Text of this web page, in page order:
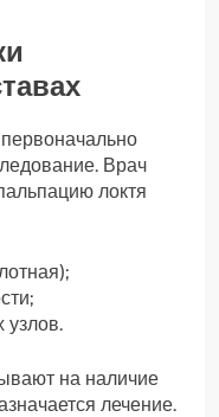
Врач
локтя
узлов.
на наличие
лечение.